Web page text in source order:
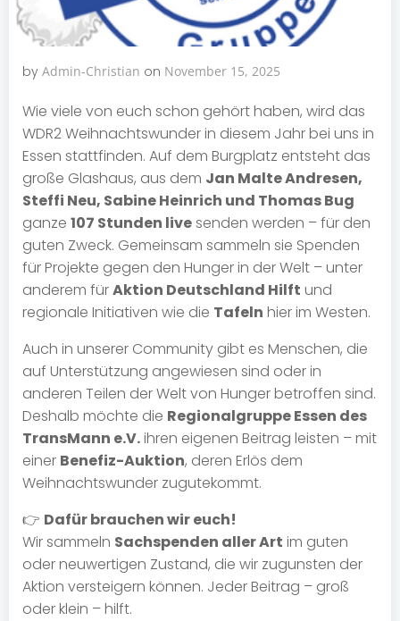
by Admin-Christian on November 15, 2025
Wie viele von euch schon gehört haben, wird das
WDR2 Weihnachtswunder in diesem Jahr bei uns in
Essen stattfinden. Auf dem Burgplatz entsteht das
große Glashaus, aus dem Jan Malte Andresen,
Steffi Neu, Sabine Heinrich und Thomas Bug
ganze 107 Stunden livesenden werden – für den
guten Zweck. Gemeinsam sammeln sie Spenden
für Projekte gegen den Hunger in der Welt – unter
anderem fürAktion Deutschland Hilft und
regionale Initiativen wie die Tafeln hier im Westen.
Auch in unserer Community gibt es Menschen, die
auf Unterstützung angewiesen sind oder in
anderen Teilen der Welt von Hunger betroffen sind.
Deshalb möchte die Regionalgruppe Essen des
TransMann e.V.ihren eigenen Beitrag leisten – mit
einer Benefiz-Auktion, deren Erlös dem
Weihnachtswunder zugutekommt.
👉 Dafür brauchen wir euch!
Wir sammeln Sachspenden aller Art im guten
oder neuwertigen Zustand, die wir zugunsten der
Aktion versteigern können. Jeder Beitrag – groß
oder klein – hilft.